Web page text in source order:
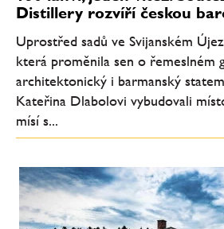
Distillery rozvíří českou
Uprostřed sadů ve Svijanském
která proměnila sen o řemeslném
architektonický i barmanský
Kateřina Dlabolovi vybudovali
mísí s...